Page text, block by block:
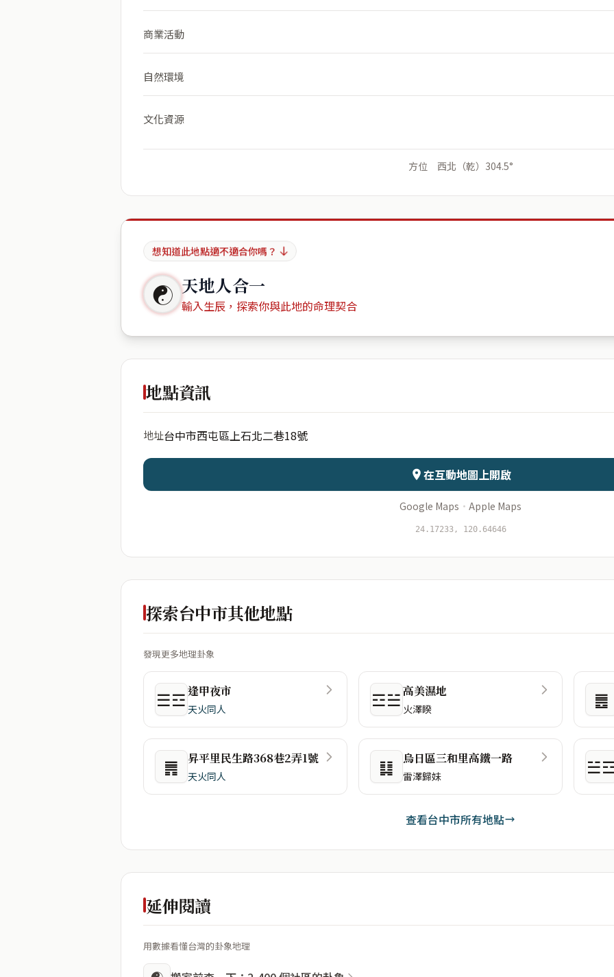
商業活動
自然環境
文化資源
方位 西北（乾）304.5°
想知道此地點適不適合你嗎？
☯ 天地人合一
輸入生辰，探索你與此地的命理契合
地點資訊
地址台中市西屯區上石北二巷18號
在互動地圖上開啟
Google Maps · Apple Maps
24.17233, 120.64646
探索台中市其他地點
發現更多地理卦象
☰☲逢甲夜市
天火同人 ☲☱高美濕地
火澤睽 ䷌
䷠ 昇平里民生路368巷2弄1號
天火同人 ䷆ 烏日區三和里高鐵一路
雷澤歸妹
查看台中市所有地點
延伸閱讀
用數據看懂台灣的卦象地理